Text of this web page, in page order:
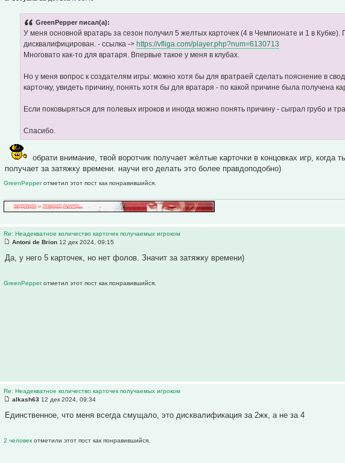
GreenPepper писал(а):
У меня основной вратарь за сезон получил 5 желтых карточек (4 в Чемпионате и 1 в
дисквалифицирован. - ссылка ->https://vfliga.com/player.php?num=6130713
Многовато как-то для вратаря. Впервые такое у меня в клубах.
Но у меня вопрос к создателям игры: можно хотя бы для вратраей сделать пояснение в
карточку, увидеть причину, понять хотя бы для вратаря - по какой причине была получена
Если поковыряться для полевых игроков и иногда можно понять причину - сыграл грубо и
Спасибо.
обрати внимание, твой воротчик получает жёлтые карточки в концовках игр,
получает за затяжку времени. научи его делать это более правдоподобно)
GreenPepperотметил этот пост как понравившийся.
Re: Неадекватное количество карточек получаемых игроком
Antoni de Brion 12 дек 2024, 09:15
Да, у него 5 карточек, но нет фолов. Значит за затяжку времени)
GreenPepperотметил этот пост как понравившийся.
Re: Неадекватное количество карточек получаемых игроком
alkash63 12 дек 2024, 09:34
Единственное, что меня всегда смущало, это дисквалификация за 2жк, а не за 4
2 человекотметили этот пост как понравившийся.